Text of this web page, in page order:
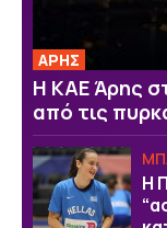
ΑΡΗΣ
Η ΚΑΕ Άρης
από τις
H